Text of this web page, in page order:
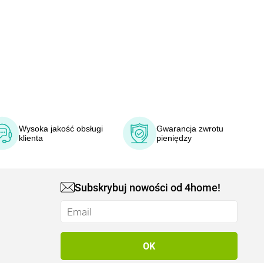
Wysoka jakość obsługi
klienta
Gwarancja zwrotu
pieniędzy
Subskrybuj nowości od 4home!